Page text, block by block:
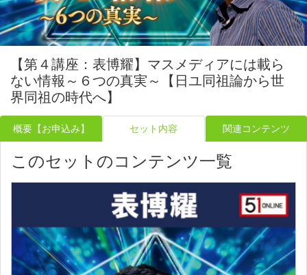
【第４講座：表博耀】マスメディアには載ら
ない情報～６つの真実～【日ユ同祖論から世
界同祖の時代へ】
概要【お申込み】 セット内容 関連コンテンツ
このセットのコンテンツ一覧